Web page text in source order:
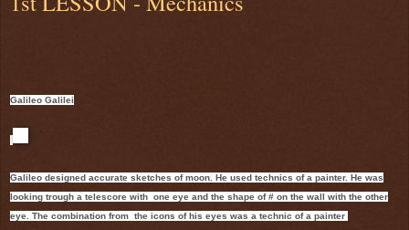
Galileo Galilei
Galileo designed accurate sketches of moon. He used technics of a painter. He was
looking trough a telescore with one eye and the shape of # on the wall with the other
eye. The combination from the icons of his eyes was a technic of a painter